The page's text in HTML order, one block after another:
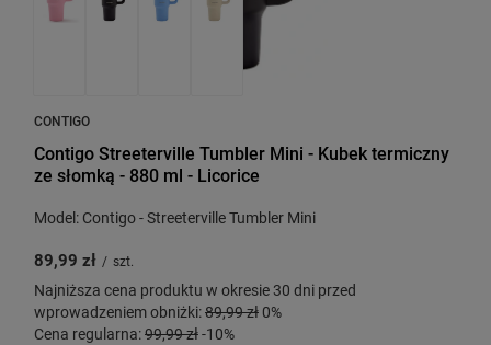
CONTIGO
Contigo Streeterville Tumbler Mini - Kubek termiczny
ze słomką - 880 ml - Licorice
Model: Contigo - Streeterville Tumbler Mini
89,99 zł / szt.
Najniższa cena produktu w okresie 30 dni przed
wprowadzeniem obniżki:89,99 zł 0%
Cena regularna:99,99 zł-10%